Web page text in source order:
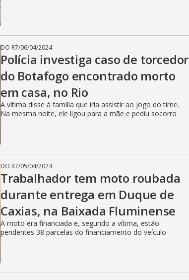
DO R7/06/04/2024
Polícia investiga caso de torcedor
do Botafogo encontrado morto
em casa, no Rio
A vítima disse à família que iria assistir ao jogo do time.
Na mesma noite, ele ligou para a mãe e pediu socorro
DO R7/05/04/2024
Trabalhador tem moto roubada
durante entrega em Duque de
Caxias, na Baixada Fluminense
A moto era financiada e, segundo a vítima, estão
pendentes 38 parcelas do financiamento do veículo